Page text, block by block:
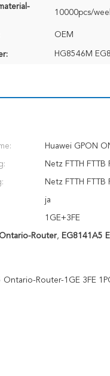
10000pcs/
OEM
HG8546M
Huawei GPON
Netz FTTH FTTB
Netz FTTH FTTB
ja
1GE+3FE
Router, EG8141A5
Router-1GE 3FE